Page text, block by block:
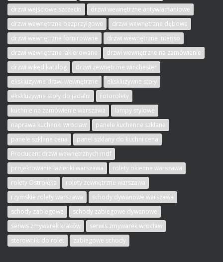
drzwi wejściowe szczecin
drzwi wewnętrzne antywłamaniowe
drzwi wewnętrzne bezprzylgowe
drzwi wewnętrzne dębowe
drzwi wewnętrzne fornirowane
drzwi wewnętrzne intenso
drzwi wewnętrzne lakierowane
drzwi wewnętrzne na zamówienie
drzwi wikęd katalog
drzwi zewnętrzne winchester
ekskluzywne drzwi wewnętrzne
ekskluzywne stoły
ekskluzywne stoły do jadalni
Fotorolety
kuchnie na zamówienie warszawa
lampy stylowe
naprawa kuchenki wrocław
panele kuchenne szklane
panele szklane cena
panel szklany do kuchni cena
Producent drzwi wewnętrznych mdf
projektowanie łazienki warszawa
rolety okienne warszawa
rolety Ostrołęka
rolety zewnętrzne warszawa
rzymskie rolety warszawa
schody dywanowe warszawa
schody zabiegowe
schody zabiegowe dywanowe
serwis zmywarek kraków
serwis zmywarek wrocław
sterowniki do rolet
zabiegowe schody